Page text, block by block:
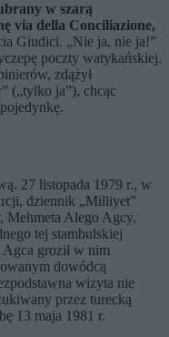
w szarą
via della Conciliazione,
Giudici. „Nie ja, nie ja!”
poczty watykańskiej.
zdążył
(„tylko ja”), chcąc
27 listopada 1979 r., w
dziennik „Milliyet”
Mehmeta Alego Agcy,
tej stambulskiej
Agca groził w nim
dowódcą
wizyta nie
przez turecką
13 maja 1981 r.